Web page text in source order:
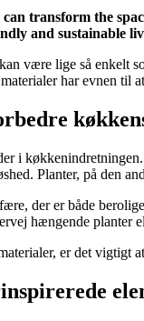
transform the
and sustainable
være lige så enkelt
har evnen til
i
Planter, på den
der er både
hængende planter
er det